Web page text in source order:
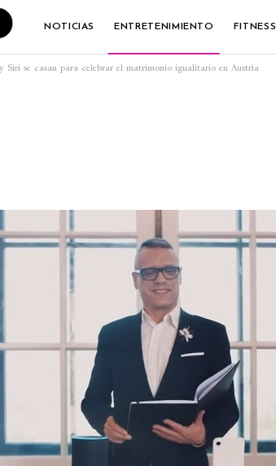
NOTICIAS ENTRETENIMIENTO FITNESS
Siri se casan para celebrar el matrimonio igualitario en Austria